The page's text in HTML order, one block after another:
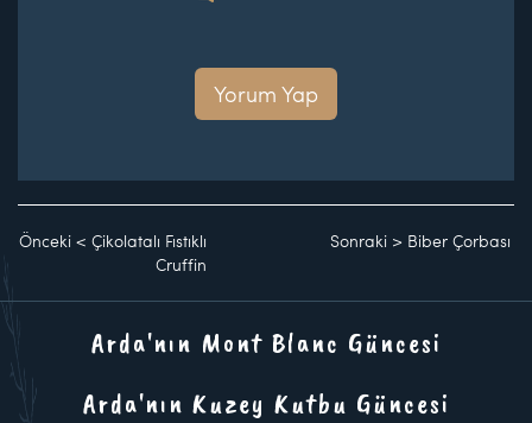
Yorum Yap
Önceki < Çikolatalı Fıstıklı
Cruffin
Sonraki > Biber Çorbası
Arda'nın Mont Blanc Güncesi
Arda'nın Kuzey Kutbu Güncesi